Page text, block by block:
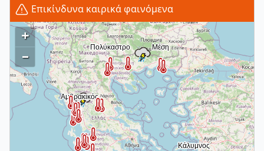
Επικίνδυνα καιρικά φαινόμενα
+
–